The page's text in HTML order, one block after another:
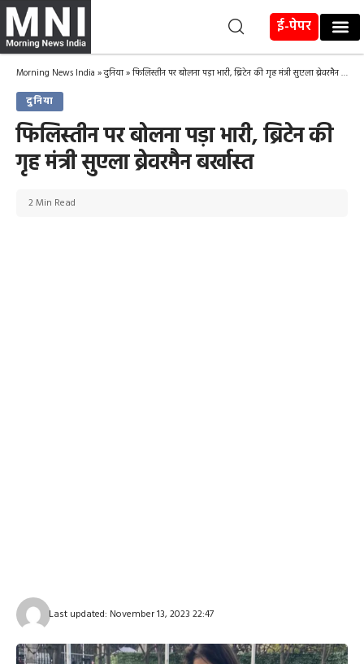
ई-पेपर
Morning News India »दुनिया»फिलिस्तीन पर बोलना पड़ा भारी, ब्रिटेन की गृह मंत्री सुएला ब्रेवरमैन बर्खास्त
दुनिया
फिलिस्तीन पर बोलना पड़ा भारी, ब्रिटेन की
गृह मंत्री सुएला ब्रेवरमैन बर्खास्त
Last updated: November 13, 2023 22:47
2 Min Read